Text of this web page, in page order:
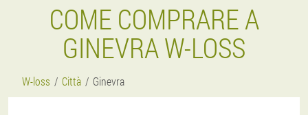
COME COMPRARE A
GINEVRA W-LOSS
W-loss Città Ginevra